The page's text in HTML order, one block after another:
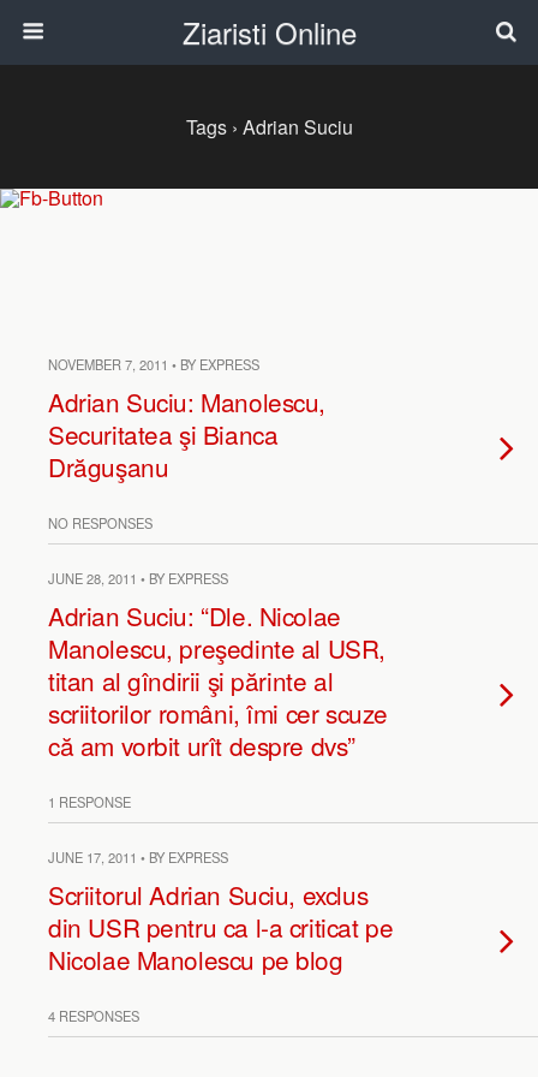
Ziaristi Online
Tags › Adrian Suciu
NOVEMBER 7, 2011 • BY EXPRESS
Adrian Suciu: Manolescu,
Securitatea şi Bianca
Drăguşanu
NO RESPONSES
JUNE 28, 2011 • BY EXPRESS
Adrian Suciu: “Dle. Nicolae
Manolescu, preşedinte al USR,
titan al gîndirii şi părinte al
scriitorilor români, îmi cer scuze
că am vorbit urît despre dvs”
1 RESPONSE
JUNE 17, 2011 • BY EXPRESS
Scriitorul Adrian Suciu, exclus
din USR pentru ca l-a criticat pe
Nicolae Manolescu pe blog
4 RESPONSES